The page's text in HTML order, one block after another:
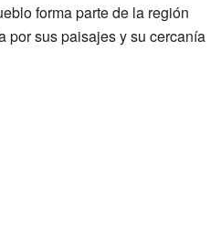
forma parte de la región
por sus paisajes y su cercanía